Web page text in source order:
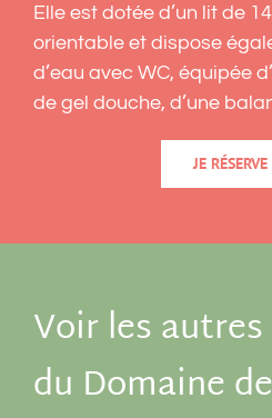
Elle est dotée d’un lit de
orientable et dispose
d’eau avec WC, équipée
de gel douche, d’une
JE RÉSERVE
Voir les
du Domaine